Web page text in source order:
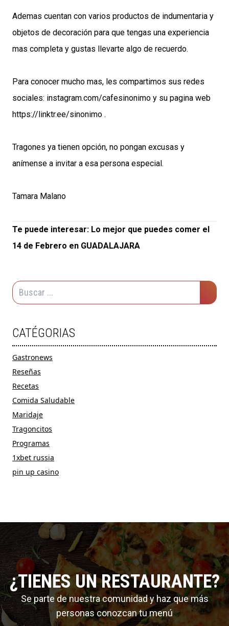
Ademas cuentan con varios productos de indumentaria y
objetos de decoración para que tengas una experiencia
mas completa y gustas llevarte algo de recuerdo.
Para conocer mucho mas, les compartimos sus redes
sociales: instagram.com/cafesinonimo y su pagina web
https://linktr.ee/sinonimo .
Tragones ya tienen opción, no pongan excusas y
anímense a invitar a esa persona especial.
Tamara Malano
Te puede interesar: Lo mejor que puedes comer el
14 de Febrero en GUADALAJARA
CATÉGORIAS
Gastronews
Reseñas
Recetas
Comida Saludable
Maridaje
Tragoncitos
Programas
1xbet russia
pin up casino
¿TIENES UN RESTAURANTE?
Se parte de nuestra comunidad y haz que más
personas conozcan tu menú